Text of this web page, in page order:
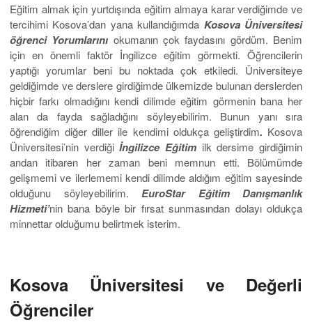
Eğitim almak için yurtdışında eğitim almaya karar verdiğimde ve
tercihimi Kosova’dan yana kullandığımda Kosova Üniversitesi
öğrenci Yorumlarını okumanın çok faydasını gördüm. Benim
için en önemli faktör İngilizce eğitim görmekti. Öğrencilerin
yaptığı yorumlar beni bu noktada çok etkiledi. Üniversiteye
geldiğimde ve derslere girdiğimde ülkemizde bulunan derslerden
hiçbir farkı olmadığını kendi dilimde eğitim görmenin bana her
alan da fayda sağladığını söyleyebilirim. Bunun yanı sıra
öğrendiğim diğer diller ile kendimi oldukça geliştirdim. Kosova
Üniversitesi’nin verdiğiİngilizce Eğitim ilk dersime girdiğimin
andan itibaren her zaman beni memnun etti. Bölümümde
gelişmemi ve ilerlememi kendi dilimde aldığım eğitim sayesinde
olduğunu söyleyebilirim. EuroStar Eğitim Danışmanlık
Hizmeti’nin bana böyle bir fırsat sunmasından dolayı oldukça
minnettar olduğumu belirtmek isterim.
Kosova Üniversitesi ve Değerli
Öğrenciler